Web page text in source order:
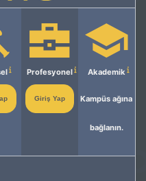
Profesyonel
Giriş Yap
Akademik
Kampüs ağına
bağlanın.